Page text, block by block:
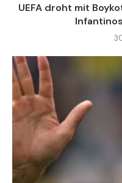
UEFA droht mit